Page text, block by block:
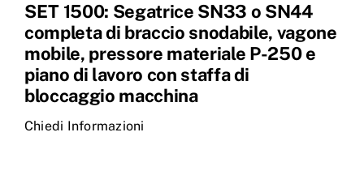
SET 1500: Segatrice SN33 o SN44
completa di braccio snodabile, vagone
mobile, pressore materiale P-250 e
piano di lavoro con staffa di
bloccaggio macchina
Chiedi Informazioni